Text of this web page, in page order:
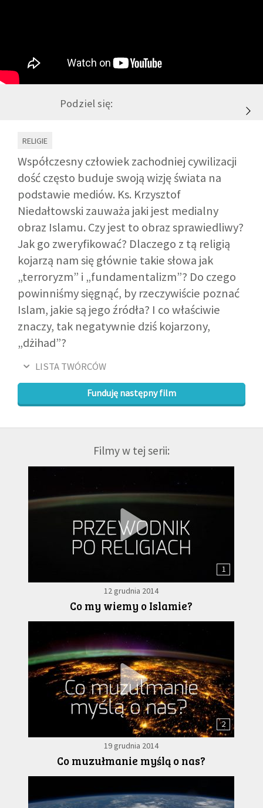
DRUŻYNA
WESPRZYJ NAS
NEWSLETTER
DLA MEDIÓW
KONTAKT
Podziel się:
RELIGIE
Współczesny człowiek zachodniej cywilizacji
dość często buduje swoją wizję świata na
podstawie mediów. Ks. Krzysztof
Niedałtowski zauważa jaki jest medialny
obraz Islamu. Czy jest to obraz sprawiedliwy?
Jak go zweryfikować? Dlaczego z tą religią
kojarzą nam się głównie takie słowa jak
„terroryzm” i „fundamentalizm”? Do czego
powinniśmy sięgnąć, by rzeczywiście poznać
Islam, jakie są jego źródła? I co właściwie
znaczy, tak negatywnie dziś kojarzony,
„dżihad”?
LISTA TWÓRCÓW
Funduję następny film
Filmy w tej serii:
1
12 grudnia 2014
Co my wiemy o Islamie?
2
19 grudnia 2014
Co muzułmanie myślą o nas?